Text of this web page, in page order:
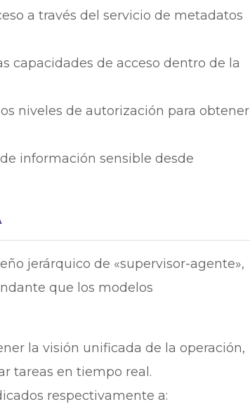
a través del servicio de metadatos
capacidades de acceso dentro de la
niveles de autorización para obtener
información sensible desde
jerárquico de «supervisor-agente»,
que los modelos
la visión unificada de la operación,
tareas en tiempo real.
respectivamente a: